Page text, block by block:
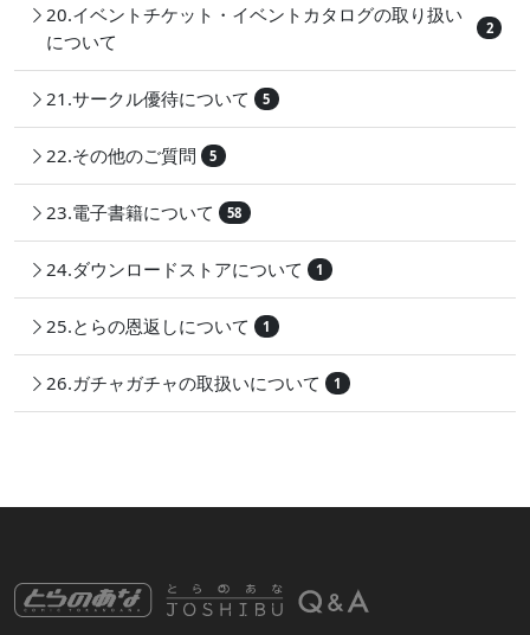
20.イベントチケット・イベントカタログの取り扱い
について
2
21.サークル優待について 5
22.その他のご質問 5
23.電子書籍について 58
24.ダウンロードストアについて 1
25.とらの恩返しについて 1
26.ガチャガチャの取扱いについて 1